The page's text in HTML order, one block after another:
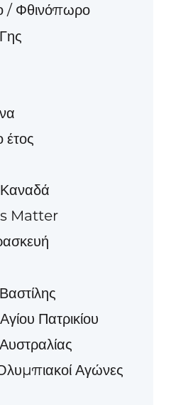
/ Φθινόπωρο
έτος
Matter
Πατρικίου
Ολυμπιακοί Αγώνες